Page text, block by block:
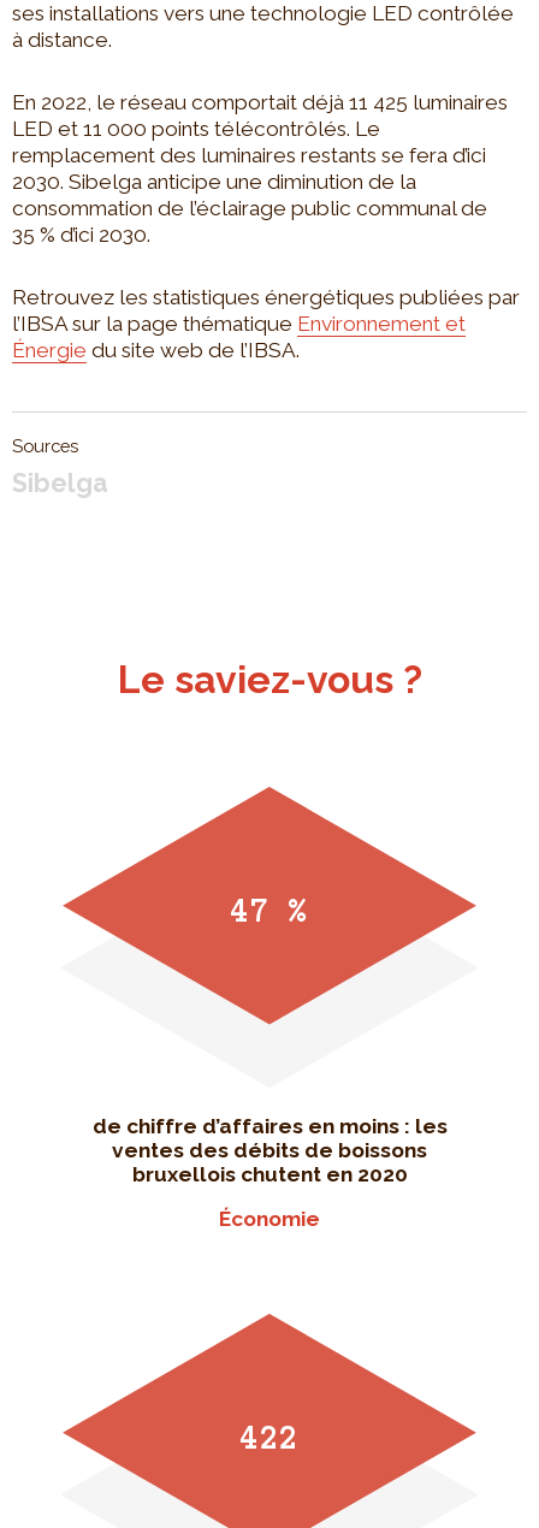
ses installations vers une technologie LED contrôlée
à distance.
En 2022, le réseau comportait déjà 11 425 luminaires
LED et 11 000 points télécontrôlés. Le
remplacement des luminaires restants se fera d’ici
2030. Sibelga anticipe une diminution de la
consommation de l’éclairage public communal de
35 % d’ici 2030.
Retrouvez les statistiques énergétiques publiées par
l’IBSA sur la page thématique Environnement et
Énergie du site web de l’IBSA.
Sources
Sibelga
Le saviez-vous ?
47 %
de chiffre d’affaires en moins : les
ventes des débits de boissons
bruxellois chutent en 2020
Économie
422